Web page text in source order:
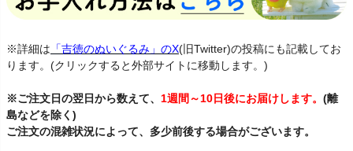
※詳細は 「吉徳のぬいぐるみ」のX(旧Twitter)の投稿にも記載してお
ります。(クリックすると外部サイトに移動します。)
※ご注文日の翌日から数えて、 1週間～10日後にお届けします。 (離
島などを除く)
ご注文の混雑状況によって、多少前後する場合がございます。